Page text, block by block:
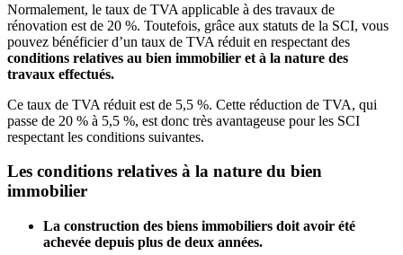
Normalement, le taux de TVA applicable à des travaux de
rénovation est de 20 %. Toutefois, grâce aux statuts de la SCI, vous
pouvez bénéficier d’un taux de TVA réduit en respectant des
conditions relatives au bien immobilier et à la nature des
travaux effectués.
Ce taux de TVA réduit est de 5,5 %. Cette réduction de TVA, qui
passe de 20 % à 5,5 %, est donc très avantageuse pour les SCI
respectant les conditions suivantes.
Les conditions relatives à la nature du bien
immobilier
La construction des biens immobiliers doit avoir été
achevée depuis plus de deux années.